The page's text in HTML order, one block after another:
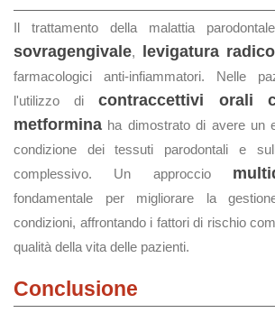
Il trattamento della malattia
sovragengivale, levigatura
farmacologici anti-infiammatori. Nelle
l'utilizzo di contraccettivi orali
metformina ha dimostrato di avere un
condizione dei tessuti parodontali e
complessivo. Un approccio
fondamentale per migliorare la
condizioni, affrontando i fattori di rischio
qualità della vita delle pazienti.
Conclusione